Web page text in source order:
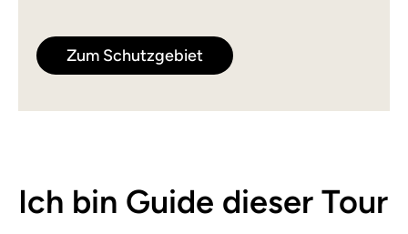
Zum Schutzgebiet
Ich bin Guide dieser Tour